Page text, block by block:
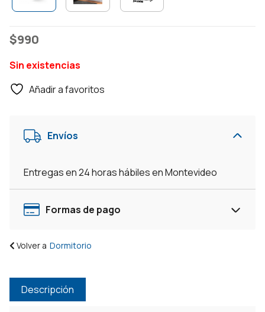
$990
Sin existencias
Añadir a favoritos
Envíos
Entregas en 24 horas hábiles en Montevideo
Formas de pago
Volver a Dormitorio
Descripción